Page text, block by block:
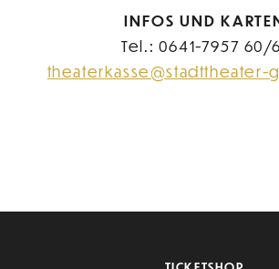
INFOS UND
Tel.: 0641-7957 60/
theaterkasse@stadttheater-